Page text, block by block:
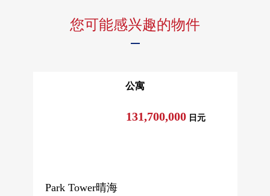
您可能感兴趣的物件
公寓
Park Tower晴海
131,700,000 日元